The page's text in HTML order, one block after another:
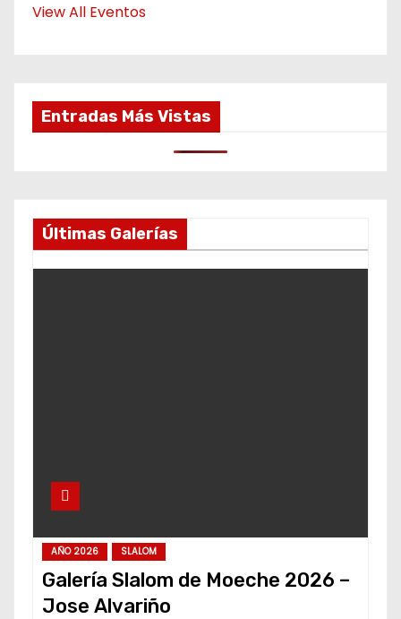
View All Eventos
Entradas Más Vistas
Últimas Galerías
AÑO 2026 SLALOM
Galería Slalom de Moeche 2026 –
Jose Alvariño